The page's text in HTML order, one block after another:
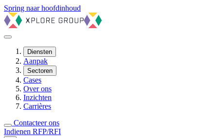
Spring naar hoofdinhoud
Diensten
Aanpak
Sectoren
Cases
Over ons
Inzichten
Carrières
Contacteer ons
Indienen RFP/RFI